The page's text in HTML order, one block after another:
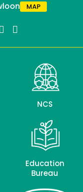
MAP
NCS
Education
Bureau